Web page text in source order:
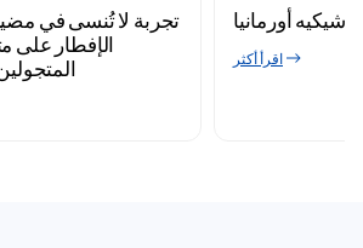
تجربة لا تُنسى في
الإفطار على
أورمانيا
اقرأ أكثر